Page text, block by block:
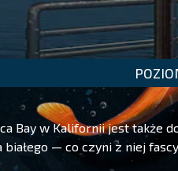
Bay w Kalifornii jest także
— co czyni z niej